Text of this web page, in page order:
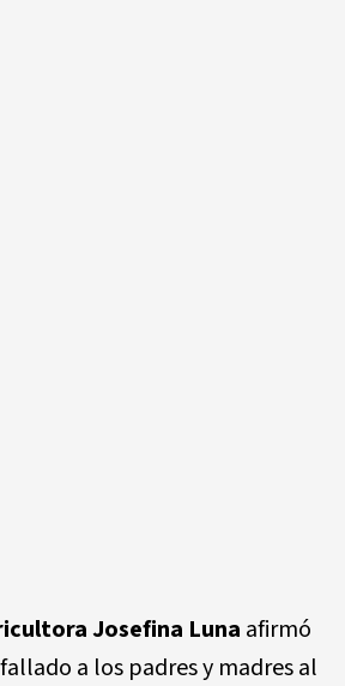
Josefina Luna afirmó
a los padres y madres al